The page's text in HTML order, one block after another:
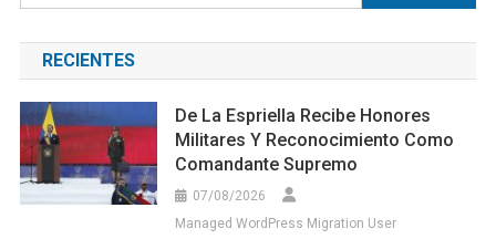
RECIENTES
De La Espriella Recibe Honores
Militares Y Reconocimiento Como
Comandante Supremo
07/08/2026
Managed WordPress Migration User